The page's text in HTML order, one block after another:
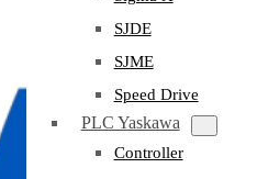
SJDE
SJME
Speed Drive
PLC Yaskawa
Controller